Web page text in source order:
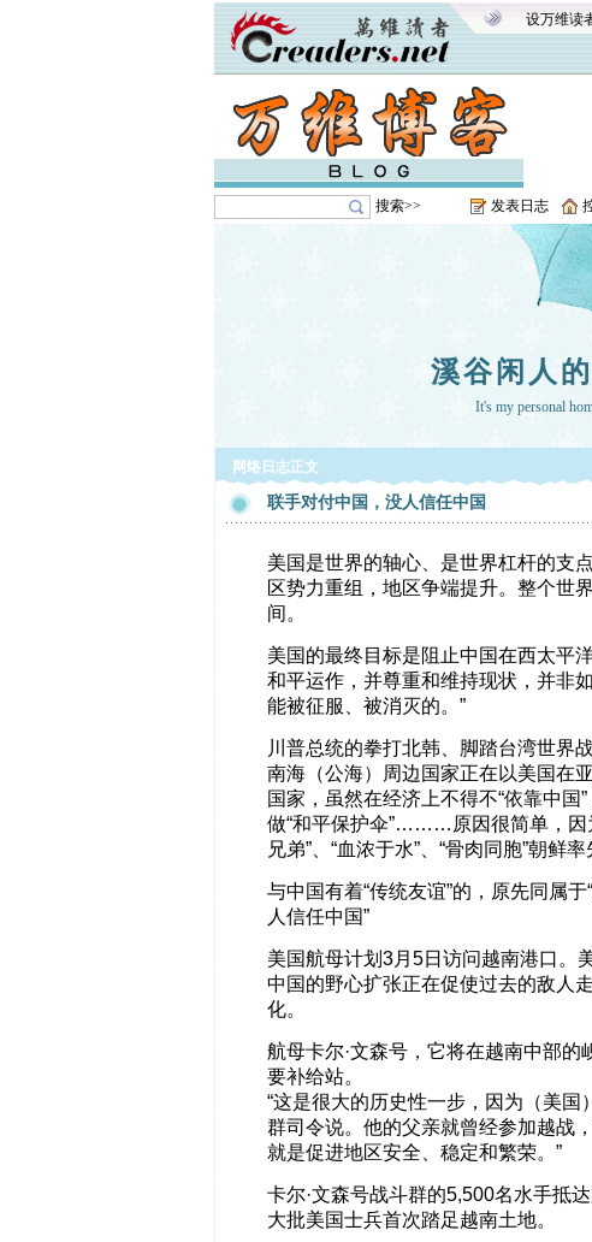
设万维读
搜索>> 发表日志
溪谷闲人
It's my personal
网络日志正文
联手对付中国，没人信任中国
美国是世界的轴心、是世界杠杆的支
区势力重组，地区争端提升。整个世
间。
美国的最终目标是阻止中国在西太平
和平运作，并尊重和维持现状，并非
能被征服、被消灭的。”
川普总统的拳打北韩、脚踏台湾世界
南海（公海）周边国家正在以美国在
国家，虽然在经济上不得不“依靠中
做“和平保护伞”………原因很简单，因
兄弟”、“血浓于水”、“骨肉同胞”朝鲜
与中国有着“传统友谊”的，原先同属
人信任中国”
美国航母计划3月5日访问越南港口。
中国的野心扩张正在促使过去的敌人
化。
航母卡尔·文森号，它将在越南中部
要补给站。
“这是很大的历史性一步，因为（美国
群司令说。他的父亲就曾经参加越战
就是促进地区安全、稳定和繁荣。”
卡尔·文森号战斗群的5,500名水手抵
大批美国士兵首次踏足越南土地。